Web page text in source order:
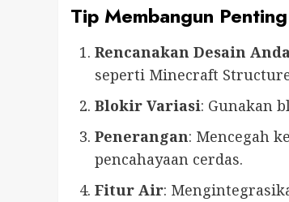
Tip Membangun Penting
Rencanakan Desain
seperti Minecraft
Blokir Variasi: Gunakan
Penerangan: Mencegah
pencahayaan cerdas.
Fitur Air: